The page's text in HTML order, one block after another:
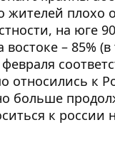
жителей плохо
на юге
востоке – 85%
относились к
больше
к россии